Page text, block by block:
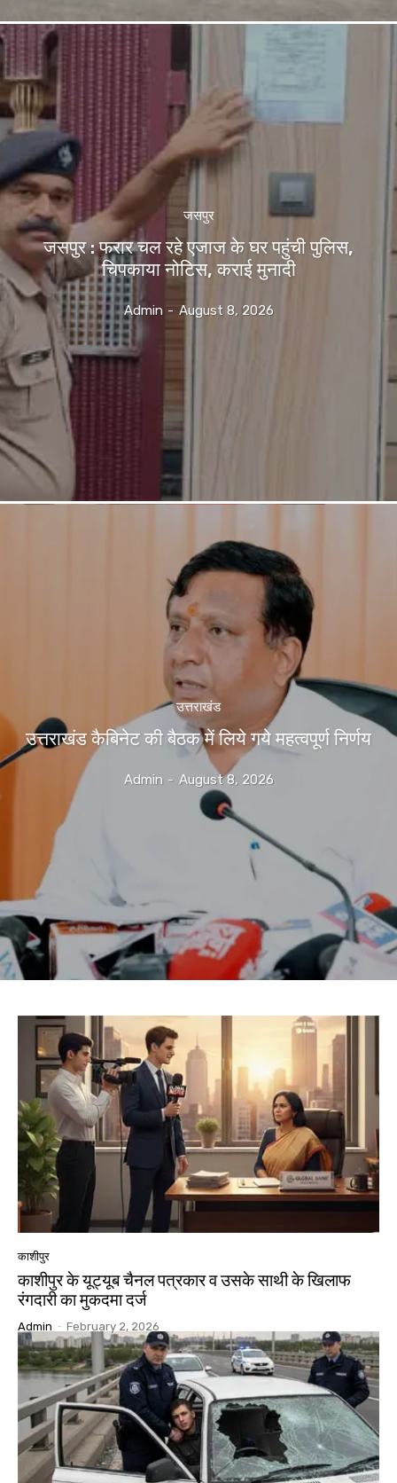
जसपुर
जसपुर : फरार चल रहे एजाज के घर पहुंची पुलिस,
चिपकाया नोटिस, कराई मुनादी
Admin - August 8, 2026
उत्तराखंड
उत्तराखंड कैबिनेट की बैठक में लिये गये महत्वपूर्ण निर्णय
Admin - August 8, 2026
काशीपुर
काशीपुर के यूट्यूब चैनल पत्रकार व उसके साथी के खिलाफ
रंगदारी का मुकदमा दर्ज
Admin - February 2, 2026